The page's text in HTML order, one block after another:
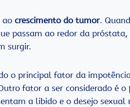
ao crescimento do tumor.
passam ao redor da próstata,
surgir.
o principal fator da
fator a ser considerado é o
a libido e o desejo sexual